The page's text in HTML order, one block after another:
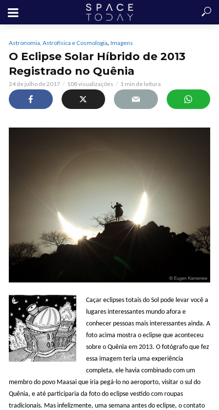
Astronomia, Astrofísica e Cosmologia, Imagens
O Eclipse Solar Híbrido de 2013
Registrado no Quênia
24 de julho de 2017 108 visualizações 1 min de leitura
Caçar eclipses totais do Sol pode levar você a
lugares interessantes mundo afora e
conhecer pessoas mais interessantes ainda. A
foto acima mostra o eclipse que aconteceu
sobre o Quênia em 2013. O fotógrafo que fez
essa imagem teria uma experiência
completa, ele havia combinado com um
membro do povo Maasai que iria pegá-lo no aeroporto, visitar o sul do
Quênia, e até participaria da foto do eclipse vestido com roupas
tradicionais. Mas infelizmente, uma semana antes do eclipse, o contato